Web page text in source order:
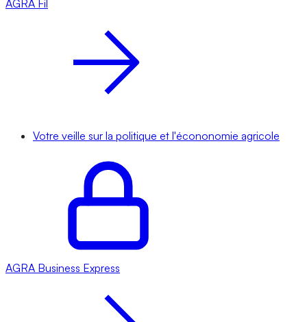
AGRA Fil
Votre veille sur la politique et l'écononomie agricole
AGRA Business Express